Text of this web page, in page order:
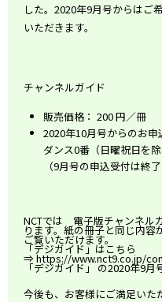
した。2020年9月号からはご
いただきます。
チャンネルガイド
販売価格： 200 円／冊
2020年10月号からのお
ダンス0番（日曜祝日を除
（9月号の申込受付は終
NCTでは 電子版チャンネル
ります。紙の冊子と同じ内容
ご覧いただけます。
「デジガイド」はこちら
⇒https://www.nct9.co.jp/
「デジガイド」 の2020年9月
今後も、お客様にご満足いた